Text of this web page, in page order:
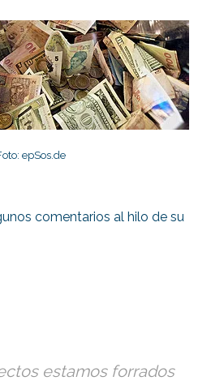
epSos.de
comentarios al hilo de su
estamos forrados